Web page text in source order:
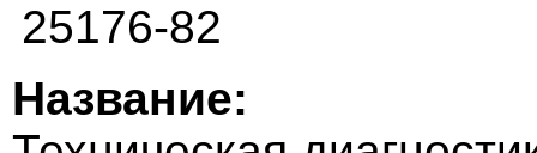
25176-82
Название: